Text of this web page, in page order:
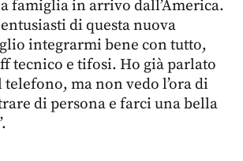
famiglia in arrivo dall’America.
di questa nuova
integrarmi bene con tutto,
tecnico e tifosi. Ho già parlato
ma non vedo l’ora di
di persona e farci una bella